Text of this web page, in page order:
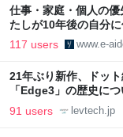
仕事・家庭・個人の
たしが10年後の自分
117 users www.e-
21年ぶり新作、ドッ
「Edge3」の歴史に
LAB
91 users levtech.jp